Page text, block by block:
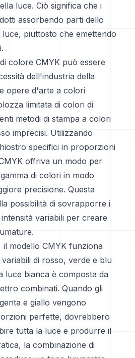
luce. Ciò significa che i
assorbendo parti dello
piuttosto che emettendo
colore CMYK può essere
dell'industria della
opere d'arte a colori
limitata di colori di
metodi di stampa a colori
imprecisi. Utilizzando
specifici in proporzioni
offriva un modo per
di colori in modo
precisione. Questa
possibilità di sovrapporre i
variabili per creare
il modello CMYK funziona
di rosso, verde e blu
luce bianca è composta da
combinati. Quando gli
e giallo vengono
perfette, dovrebbero
tutta la luce e produrre il
la combinazione di